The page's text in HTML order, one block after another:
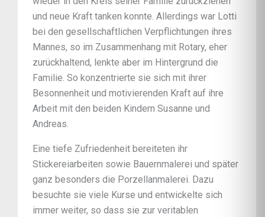
und neue Kraft tanken konnte. Allerdings war Lotti
bei den gesellschaftlichen Verpflichtungen ihres
Mannes, so im Zusammenhang mit Rotary, eher
zurückhaltend, lenkte aber im Hintergrund die
Familie. So konzentrierte sie sich mit ihrer
Besonnenheit und motivierenden Kraft auf ihre
Arbeit mit den beiden Kindern Susanne und
Andreas.
Eine tiefe Zufriedenheit bereiteten ihr
Stickereiarbeiten sowie Bauernmalerei und später
ganz besonders die Porzellanmalerei. Dazu
besuchte sie viele Kurse und entwickelte sich
immer weiter, so dass sie zur veritablen